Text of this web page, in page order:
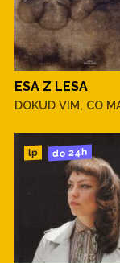
ESA Z LESA
DOKUD VIM, CO
lp do 24h